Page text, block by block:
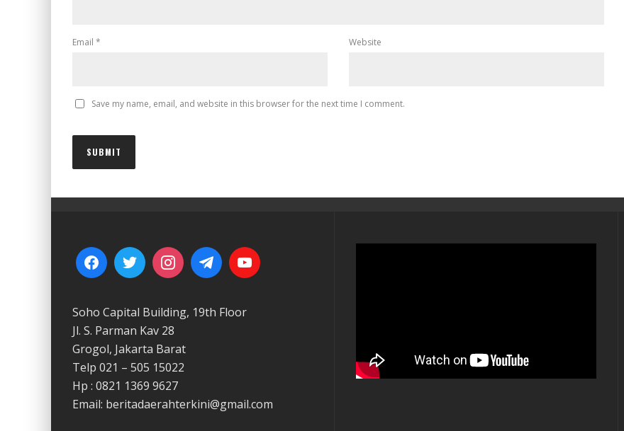
Email * Website
Save my name, email, and website in this browser for the next time I comment.
Soho Capital Building, 19th Floor
Jl. S. Parman Kav 28
Grogol, Jakarta Barat
Telp 021 – 505 15022
Hp : 0821 1369 9627
Email: beritadaerahterkini@gmail.com